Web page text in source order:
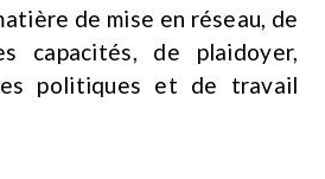
de mise en réseau, de
capacités, de plaidoyer,
politiques et de travail